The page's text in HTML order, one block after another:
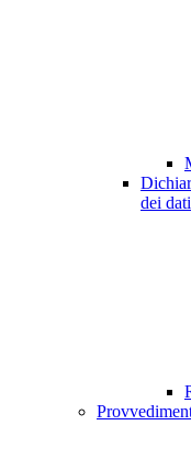
dei dati